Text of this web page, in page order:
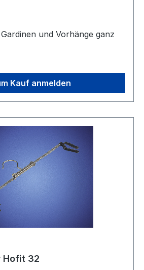
und Vorhänge ganz
Kauf anmelden
Hofit 32